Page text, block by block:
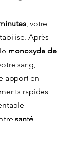
, votre
Après
monoxyde de
sang,
apport en
rapides
santé